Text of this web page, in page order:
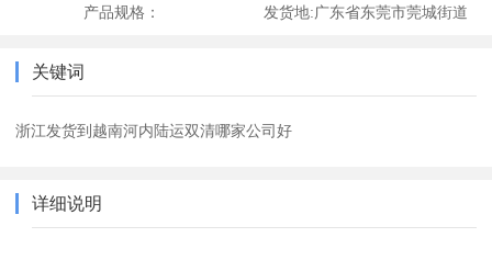
产品规格： 发货地:广东省东莞市莞城街道
关键词
浙江发货到越南河内陆运双清哪家公司好
详细说明